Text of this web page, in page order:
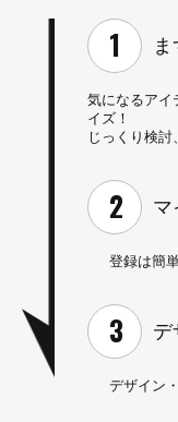
気になるアイ
イズ！
じっくり検討
マ
登録は簡
デ
デザイン